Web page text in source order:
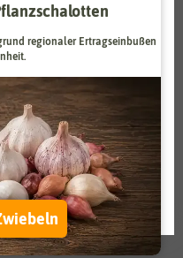
2
regionaler Ertragseinbußen